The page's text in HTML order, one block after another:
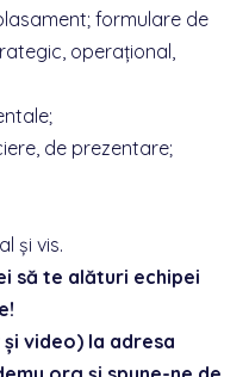
formulare de
operaţional,
de prezentare;
şi vis.
să te alături echipei
video) la adresa